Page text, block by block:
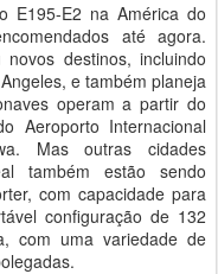
E195-E2 na América do
até agora.
destinos, incluindo
e também planeja
operam a partir do
Aeroporto Internacional
Mas outras cidades
também estão sendo
com capacidade para
configuração de 132
com uma variedade de